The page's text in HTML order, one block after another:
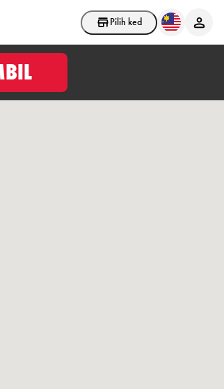
Pilih kedai